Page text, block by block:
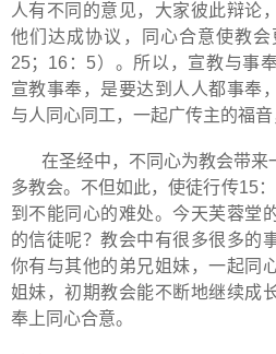
人有不同的意见，大家彼此辩论
他们达成协议，同心合意使教
25； 16 ： 5）。所以，宣教与事
宣教事奉，是要达到人人都事奉
与人同心同工，一起广传主的福音
在圣经中，不同心为教会带
多教会。不但如此，使徒行传15：
到不能同心的难处。今天芙蓉堂
的信徒呢？教会中有很多很多的
你有与其他的弟兄姐妹，一起同
姐妹，初期教会能不断地继续成
奉上同心合意。